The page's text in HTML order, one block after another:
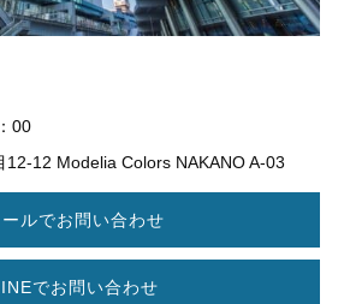
00
12-12 Modelia Colors NAKANO A-03
ールでお問い合わせ
でお問い合わせ